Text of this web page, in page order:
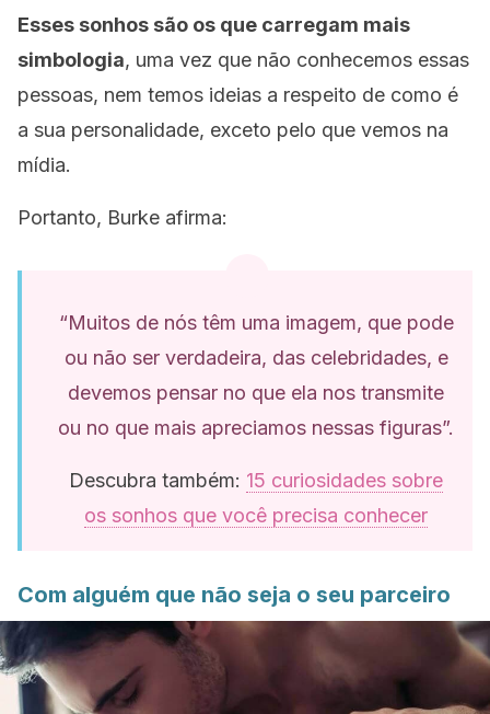
Esses sonhos são os que carregam mais
simbologia, uma vez que não conhecemos essas
pessoas, nem temos ideias a respeito de como é
a sua personalidade, exceto pelo que vemos na
mídia.
Portanto, Burke afirma:
“Muitos de nós têm uma imagem, que pode
ou não ser verdadeira, das celebridades, e
devemos pensar no que ela nos transmite
ou no que mais apreciamos nessas figuras”.
Descubra também: 15 curiosidades sobre
os sonhos que você precisa conhecer
Com alguém que não seja o seu parceiro